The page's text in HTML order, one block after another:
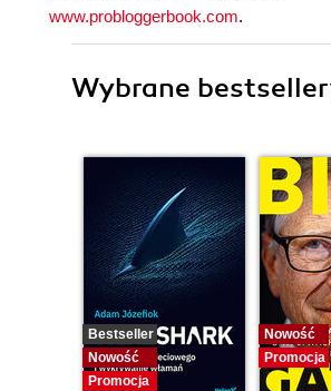
www.probloggerbook.com.
Wybrane
Bestseller
Nowość
Promocja
Nowość
Promocja